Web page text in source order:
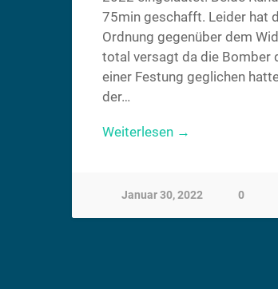
75min geschafft. Leider hat
Ordnung gegenüber dem
total versagt da die Bomber
einer Festung geglichen
der…
Weiterlesen →
Januar 30, 2022 0